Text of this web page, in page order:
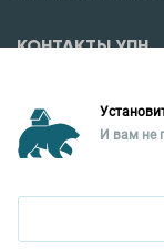
КОНТАКТЫ УПН
+7 343 367-67-60
И вам не